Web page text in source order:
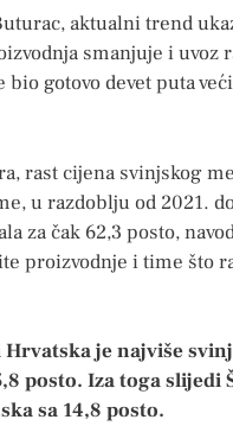
aktualni trend
smanjuje i
bio gotovo devet puta
rast cijena svinjskog
u razdoblju od 2021.
za čak 62,3 posto,
proizvodnje i time što
je najviše
posto. Iza toga slijedi
sa 14,8 posto.